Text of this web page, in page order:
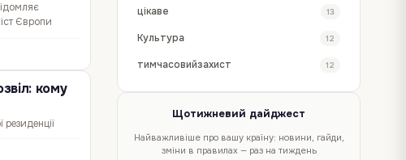
Європи
кому
цікаве 13
Культура 12
тимчасовийзахист 12
Щотижневий дайджест
Найважливіше про вашу країну: новини, гайди,
зміни в правилах — раз на тиждень